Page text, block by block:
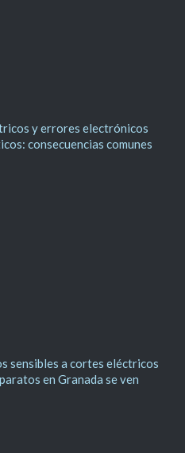
y errores electrónicos
consecuencias comunes
sensibles a cortes eléctricos
en Granada se ven